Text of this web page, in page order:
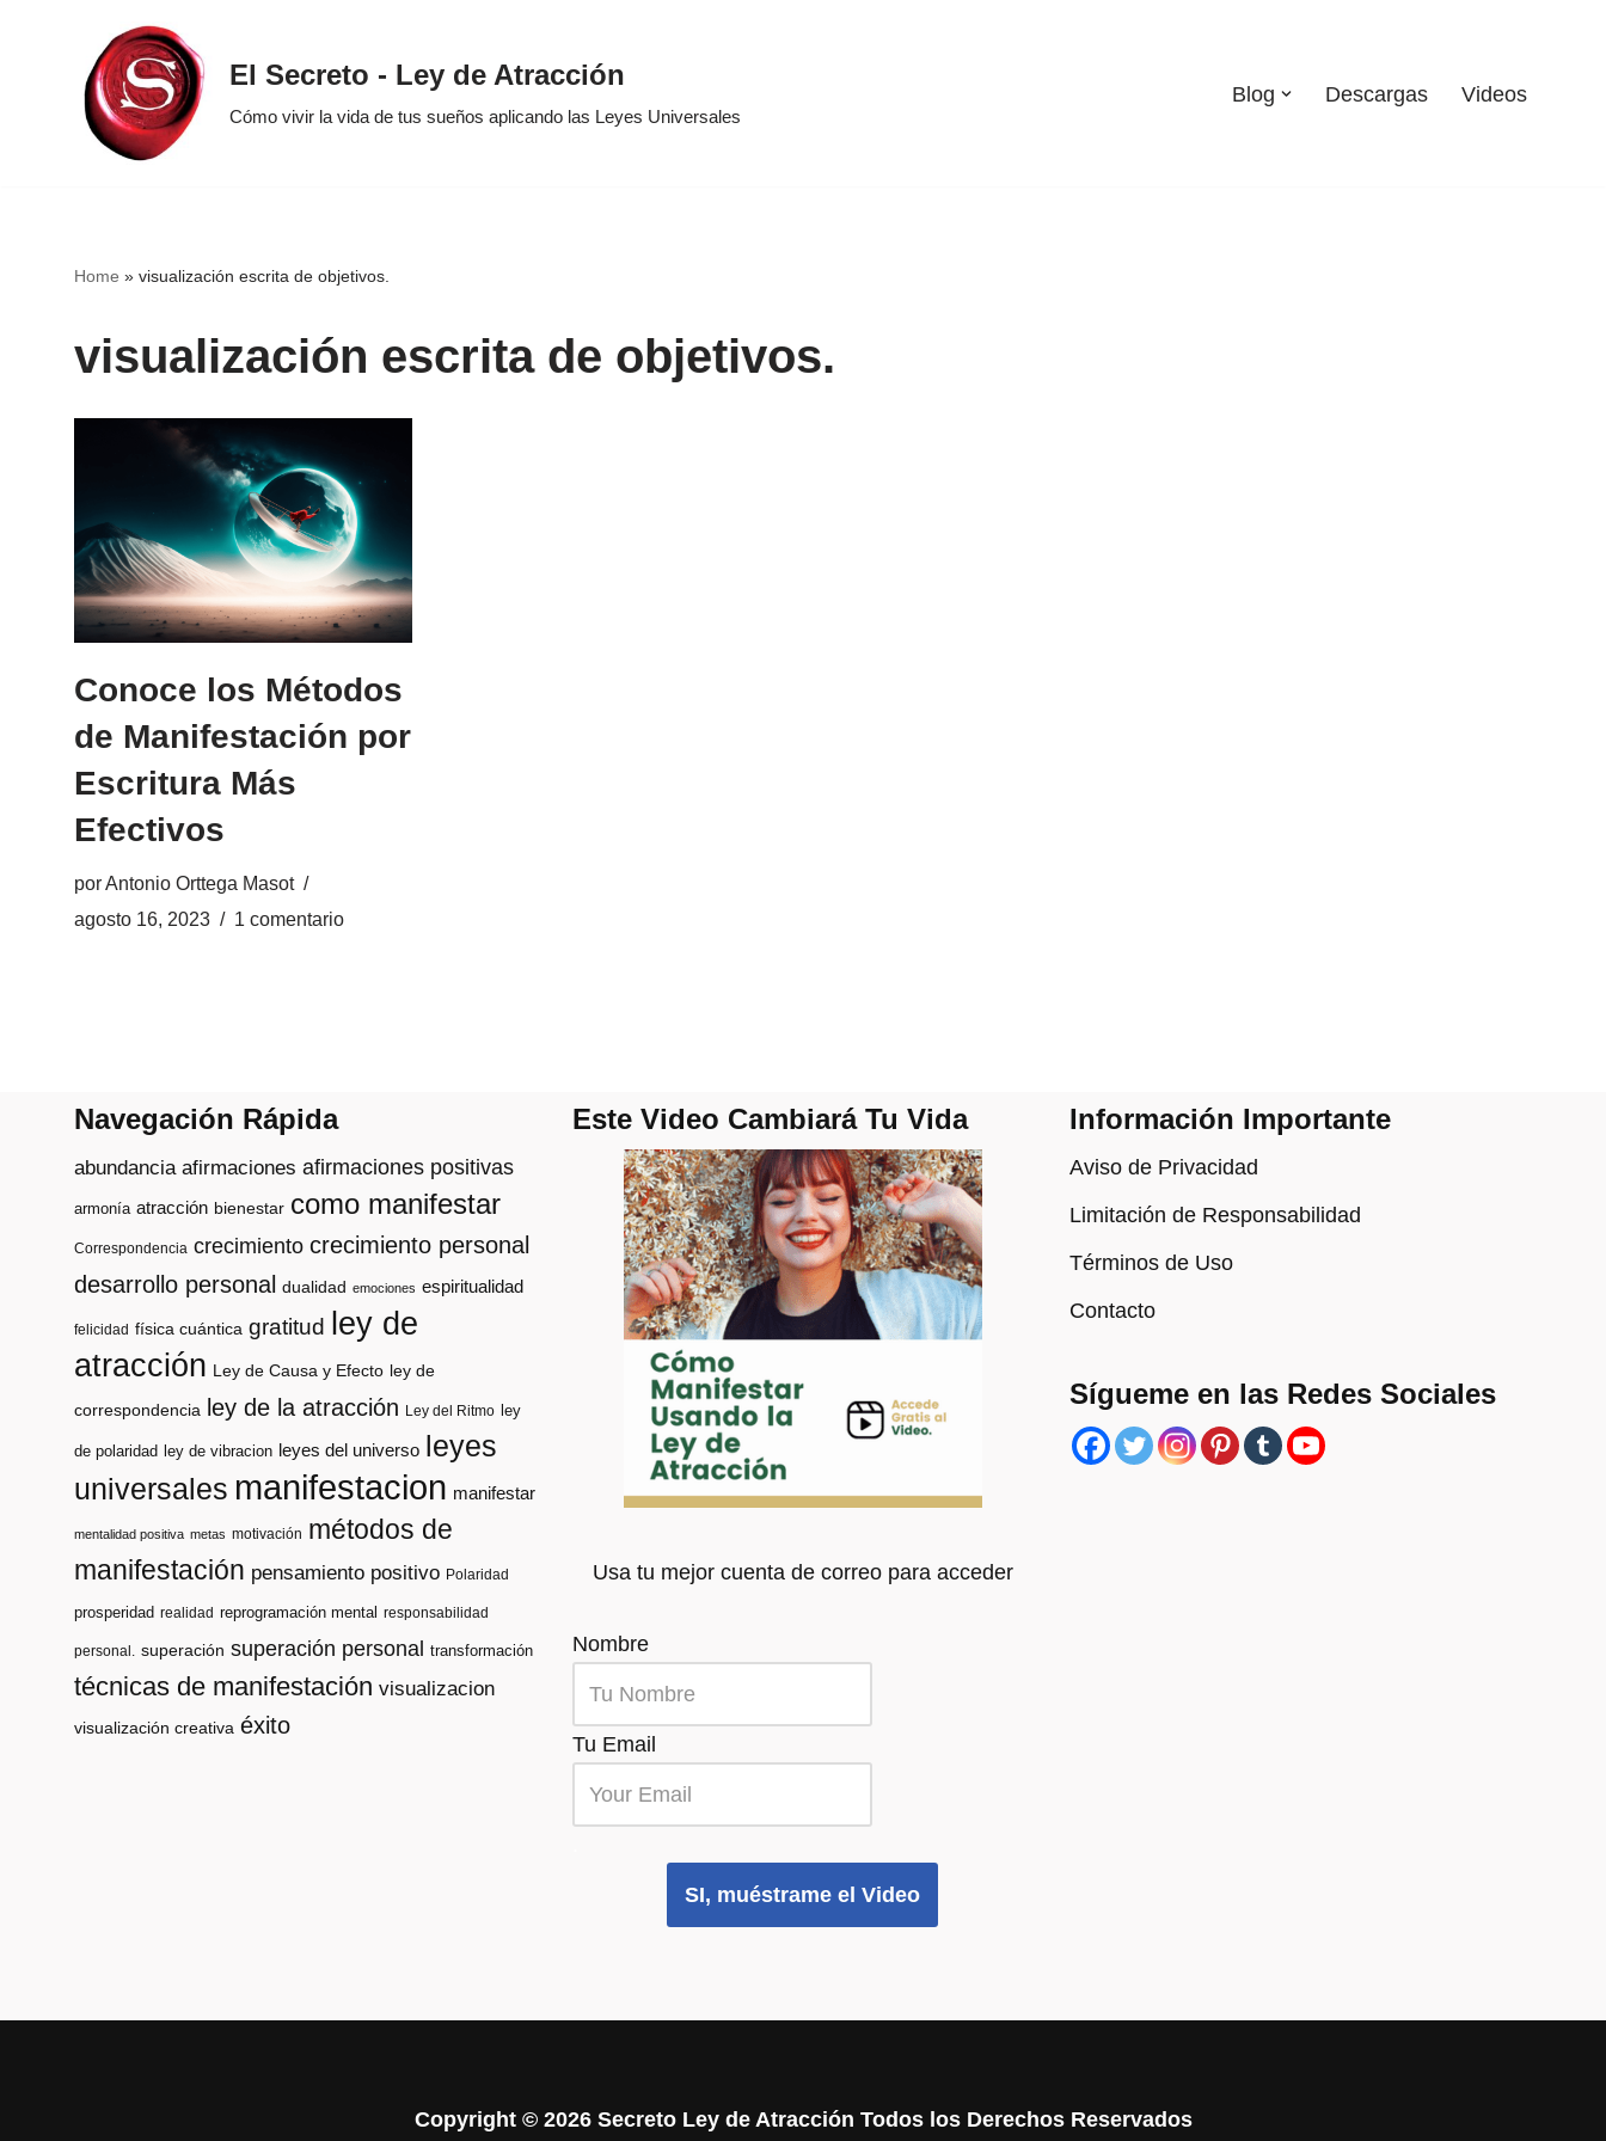
contenido
El Secreto - Ley de Atracción
Cómo vivir la vida de tus sueños aplicando las Leyes Universales
Blog Descargas Videos
Home » visualización escrita de objetivos.
visualización escrita de objetivos.
Conoce los Métodos
de Manifestación por
Escritura Más
Efectivos
porAntonio Orttega Masot
agosto 16, 2023
1 comentario
Navegación Rápida
abundancia afirmaciones afirmaciones positivas
armonía atracción bienestar como manifestar
Correspondencia crecimiento crecimiento personal
desarrollo personal dualidad emociones espiritualidad
felicidad física cuántica gratitud
ley de
atracción Ley de Causa y Efecto ley de
correspondencia ley de la atracción Ley del Ritmo ley
de polaridad ley de vibracion leyes del universo
leyes
universales manifestacion manifestar
mentalidad positiva metas motivación métodos de
manifestación pensamiento positivo Polaridad
prosperidad realidad reprogramación mental responsabilidad
personal. superación superación personal transformación
técnicas de manifestación visualizacion
visualización creativa éxito
Este Video Cambiará Tu Vida
Usa tu mejor cuenta de correo para acceder
Nombre
Tu Email
SI, muéstrame el Video
Información Importante
Aviso de Privacidad
Limitación de Responsabilidad
Términos de Uso
Contacto
Sígueme en las Redes Sociales
Copyright © 2026 Secreto Ley de Atracción Todos los Derechos Reservados